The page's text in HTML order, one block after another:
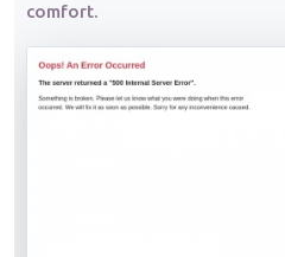
comfort.